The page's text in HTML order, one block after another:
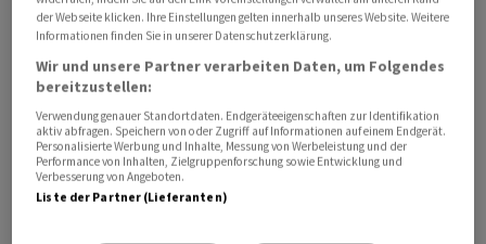
Die Summe des Vergleichs wurde laut den UBS-
Angaben bereits in früheren Quartalen vollständig
zurückgestellt und wird sich damit auf das Ergebnis
nicht auswirken.
Die Einigung kommt nicht überraschend. So hatte die
UBS zuletzt im Ergebnis für das erste Quartal 2023 die
Rückstellungen in dieser Sache um 665 Millionen US-
der Webseite klicken. Ihre Einstellungen gelten innerhalb unseres Website. Weitere
Informationen finden Sie in unserer Datenschutzerklärung.
Wir und unsere Partner verarbeiten Daten, um Folgendes
bereitzustellen:
Verwendung genauer Standortdaten. Endgeräteeigenschaften zur Identifikation
aktiv abfragen. Speichern von oder Zugriff auf Informationen auf einem Endgerät.
Personalisierte Werbung und Inhalte, Messung von Werbeleistung und der
Performance von Inhalten, Zielgruppenforschung sowie Entwicklung und
Verbesserung von Angeboten.
Liste der Partner (Lieferanten)